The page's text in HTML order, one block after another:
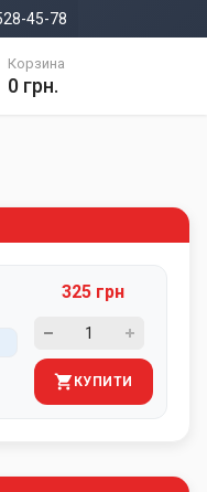
45-78
Корзина
0 грн.
325 грн
КУПИТИ